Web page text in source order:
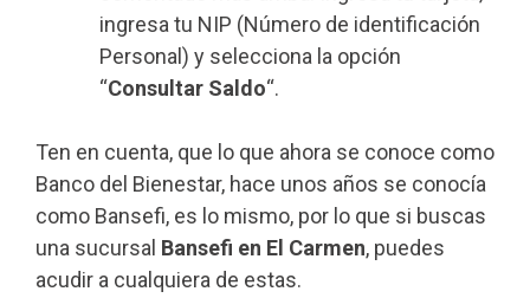
ingresa tu NIP (Número de identificación
Personal) y selecciona la opción
“Consultar Saldo“.
Ten en cuenta, que lo que ahora se conoce como
Banco del Bienestar, hace unos años se conocía
como Bansefi, es lo mismo, por lo que si buscas
una sucursal Bansefi en El Carmen, puedes
acudir a cualquiera de estas.